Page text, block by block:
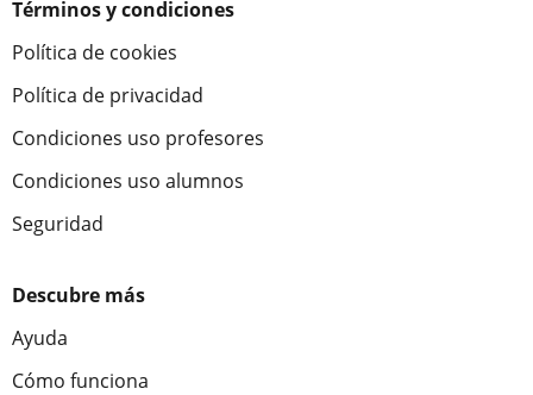
Términos y condiciones
Política de cookies
Política de privacidad
Condiciones uso profesores
Condiciones uso alumnos
Seguridad
Descubre más
Ayuda
Cómo funciona